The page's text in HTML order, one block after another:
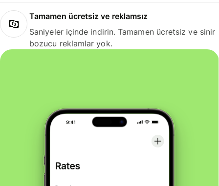
Tamamen ücretsiz ve reklamsız
Saniyeler içinde indirin. Tamamen ücretsiz ve sinir
bozucu reklamlar yok.